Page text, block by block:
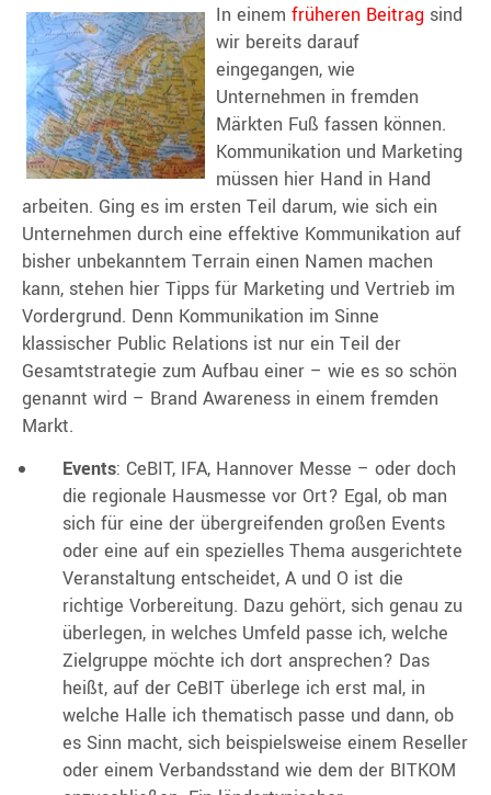
In einem früheren Beitrag sind
wir bereits darauf
eingegangen, wie
Unternehmen in fremden
Märkten Fuß fassen können.
Kommunikation und Marketing
müssen hier Hand in Hand
arbeiten. Ging es im ersten Teil darum, wie sich ein
Unternehmen durch eine effektive Kommunikation auf
bisher unbekanntem Terrain einen Namen machen
kann, stehen hier Tipps für Marketing und Vertrieb im
Vordergrund. Denn Kommunikation im Sinne
klassischer Public Relations ist nur ein Teil der
Gesamtstrategie zum Aufbau einer – wie es so schön
genannt wird – Brand Awareness in einem fremden
Markt.
Events: CeBIT, IFA, Hannover Messe – oder doch
die regionale Hausmesse vor Ort? Egal, ob man
sich für eine der übergreifenden großen Events
oder eine auf ein spezielles Thema ausgerichtete
Veranstaltung entscheidet, A und O ist die
richtige Vorbereitung. Dazu gehört, sich genau zu
überlegen, in welches Umfeld passe ich, welche
Zielgruppe möchte ich dort ansprechen? Das
heißt, auf der CeBIT überlege ich erst mal, in
welche Halle ich thematisch passe und dann, ob
es Sinn macht, sich beispielsweise einem Reseller
oder einem Verbandsstand wie dem der BITKOM